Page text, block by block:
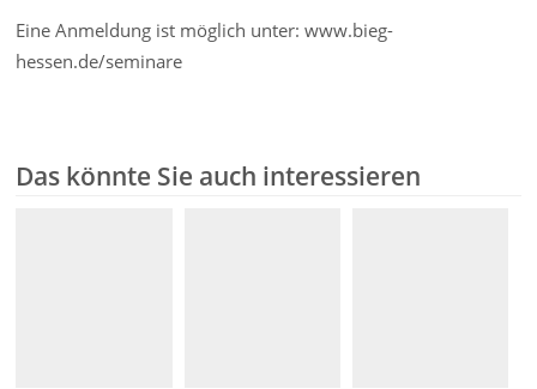
Eine Anmeldung ist möglich unter: www.bieg-
hessen.de/seminare
Das könnte Sie auch interessieren